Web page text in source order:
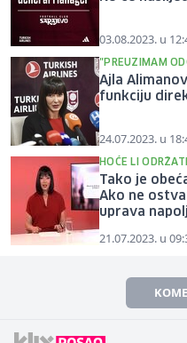
03.08.2023. u
"PREUZIMAM
Ajla
funkciju
24.07.2023. u
HOĆE LI
Tako je
Ako ne
uprava
21.07.2023. u